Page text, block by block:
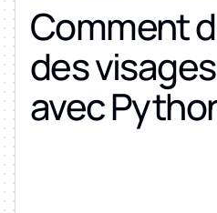
Comment
des
avec